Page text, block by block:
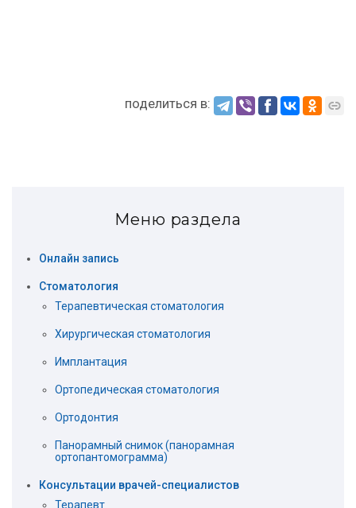
поделиться в:
Меню раздела
Онлайн запись
Стоматология
Терапевтическая стоматология
Хирургическая стоматология
Имплантация
Ортопедическая стоматология
Ортодонтия
Панорамный снимок (панорамная
ортопантомограмма)
Консультации врачей-специалистов
Терапевт